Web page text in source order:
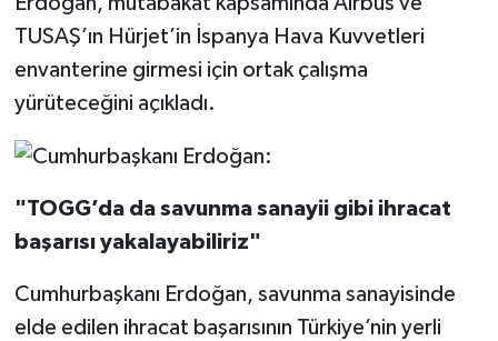
TUSAŞ’ın Hürjet’in İspanya Hava Kuvvetleri
envanterine girmesi için ortak çalışma
yürüteceğini açıkladı.
"TOGG’da da savunma sanayii gibi ihracat
başarısı yakalayabiliriz"
Cumhurbaşkanı Erdoğan, savunma sanayisinde
elde edilen ihracat başarısının Türkiye’nin yerli